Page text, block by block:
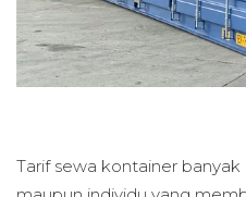
Tarif sewa kontainer